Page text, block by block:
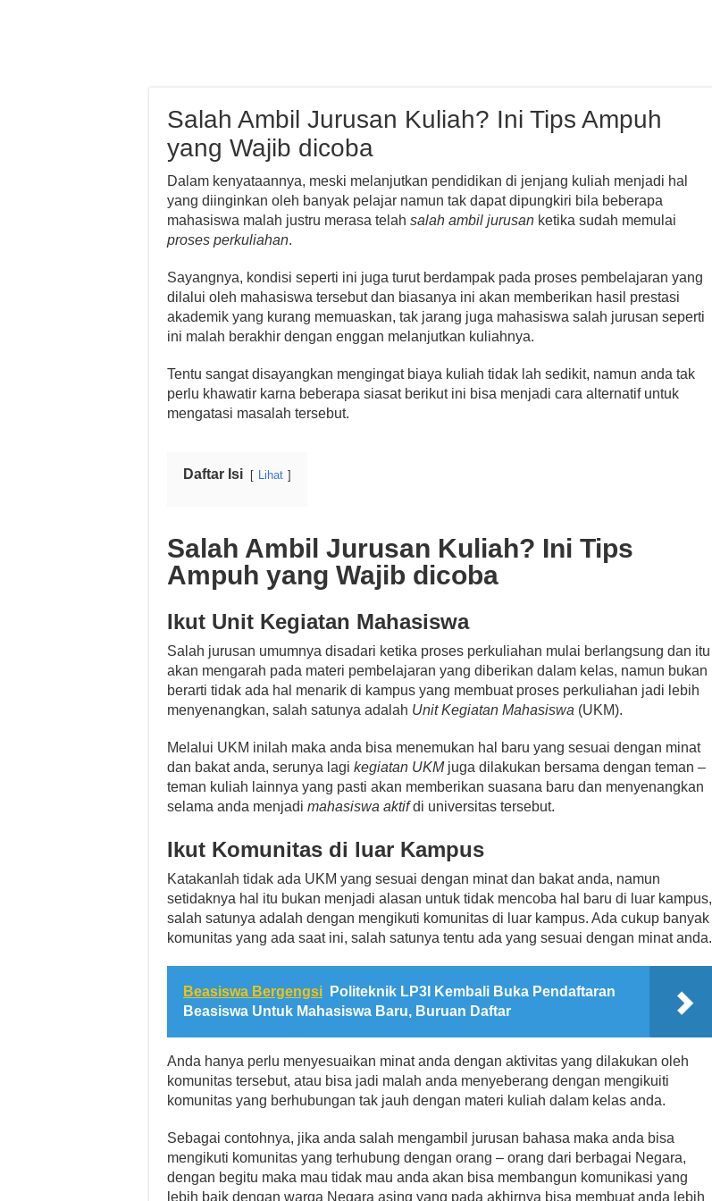
Salah Ambil Jurusan Kuliah? Ini Tips Ampuh
yang Wajib dicoba
Dalam kenyataannya, meski melanjutkan pendidikan di jenjang kuliah menjadi hal
yang diinginkan oleh banyak pelajar namun tak dapat dipungkiri bila beberapa
mahasiswa malah justru merasa telah salah ambil jurusan ketika sudah memulai
proses perkuliahan.
Sayangnya, kondisi seperti ini juga turut berdampak pada proses pembelajaran yang
dilalui oleh mahasiswa tersebut dan biasanya ini akan memberikan hasil prestasi
akademik yang kurang memuaskan, tak jarang juga mahasiswa salah jurusan seperti
ini malah berakhir dengan enggan melanjutkan kuliahnya.
Tentu sangat disayangkan mengingat biaya kuliah tidak lah sedikit, namun anda tak
perlu khawatir karna beberapa siasat berikut ini bisa menjadi cara alternatif untuk
mengatasi masalah tersebut.
Daftar Isi Lihat
Salah Ambil Jurusan Kuliah? Ini Tips
Ampuh yang Wajib dicoba
Ikut Unit Kegiatan Mahasiswa
Salah jurusan umumnya disadari ketika proses perkuliahan mulai berlangsung dan itu
akan mengarah pada materi pembelajaran yang diberikan dalam kelas, namun bukan
berarti tidak ada hal menarik di kampus yang membuat proses perkuliahan jadi lebih
menyenangkan, salah satunya adalah Unit Kegiatan Mahasiswa (UKM).
Melalui UKM inilah maka anda bisa menemukan hal baru yang sesuai dengan minat
dan bakat anda, serunya lagi kegiatan UKM juga dilakukan bersama dengan teman –
teman kuliah lainnya yang pasti akan memberikan suasana baru dan menyenangkan
selama anda menjadi mahasiswa aktifdi universitas tersebut.
Ikut Komunitas di luar Kampus
Katakanlah tidak ada UKM yang sesuai dengan minat dan bakat anda, namun
setidaknya hal itu bukan menjadi alasan untuk tidak mencoba hal baru di luar kampus,
salah satunya adalah dengan mengikuti komunitas di luar kampus. Ada cukup banyak
komunitas yang ada saat ini, salah satunya tentu ada yang sesuai dengan minat anda.
Beasiswa Bergengsi
Politeknik LP3I Kembali Buka Pendaftaran
Beasiswa Untuk Mahasiswa Baru, Buruan Daftar
Anda hanya perlu menyesuaikan minat anda dengan aktivitas yang dilakukan oleh
komunitas tersebut, atau bisa jadi malah anda menyeberang dengan mengikuiti
komunitas yang berhubungan tak jauh dengan materi kuliah dalam kelas anda.
Sebagai contohnya, jika anda salah mengambil jurusan bahasa maka anda bisa
mengikuti komunitas yang terhubung dengan orang – orang dari berbagai Negara,
dengan begitu maka mau tidak mau anda akan bisa membangun komunikasi yang
lebih baik dengan warga Negara asing yang pada akhirnya bisa membuat anda lebih